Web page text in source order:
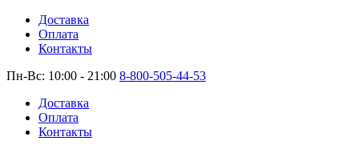
Доставка
Оплата
Контакты
Пн-Вс: 10:00 - 21:00 8-800-505-44-53
Доставка
Оплата
Контакты